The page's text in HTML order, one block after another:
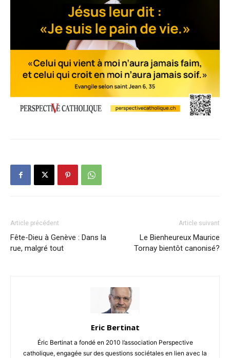
Article précédent
Fête-Dieu à Genève : Dans la
rue, malgré tout
Article suivant
Le Bienheureux Maurice
Tornay bientôt canonisé?
Eric Bertinat
Éric Bertinat a fondé en 2010 l’association Perspective
catholique, engagée sur des questions sociétales en lien avec la